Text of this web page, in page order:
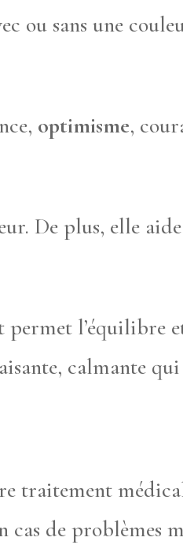
ou sans une
optimisme,
De plus, elle
permet l’équilibre
calmante
traitement
de problèmes